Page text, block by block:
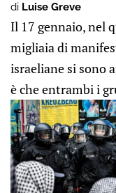
di Luise Greve
Il 17 gennaio, nel
migliaia di
israeliane si sono
è che entrambi i